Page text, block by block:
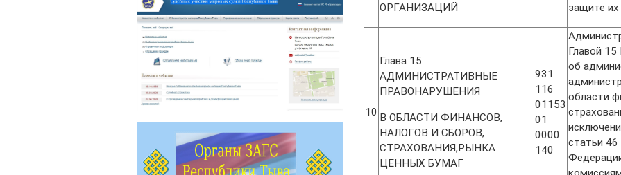
ОРГАНИЗАЦИЙ
защите их
10
Глава 15.
АДМИНИСТРАТИВНЫЕ
ПРАВОНАРУШЕНИЯ
В ОБЛАСТИ ФИНАНСОВ,
НАЛОГОВ И СБОРОВ,
СТРАХОВАНИЯ,РЫНКА
ЦЕННЫХ БУМАГ
931
116
01153
01
0000
140
Главой
об
области
статьи